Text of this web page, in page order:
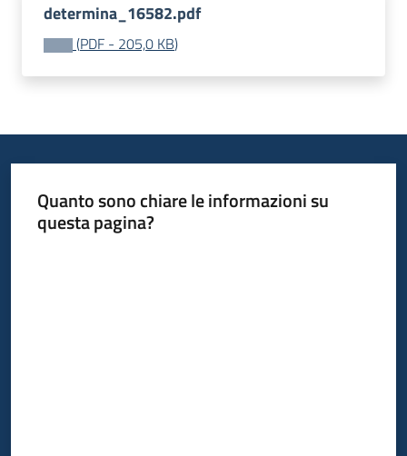
determina_16582.pdf
(PDF - 205,0 KB)
Quanto sono chiare le informazioni su
questa pagina?